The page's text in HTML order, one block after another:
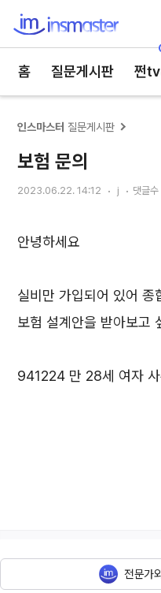
홈 질문게시판 쩐
인스마스터 질문게시판
보험 문의
2023.06.22. 14:12 j 댓글수
안녕하세요
실비만 가입되어 있어 종
보험 설계안을 받아보고
941224 만 28세 여자 사
전문가